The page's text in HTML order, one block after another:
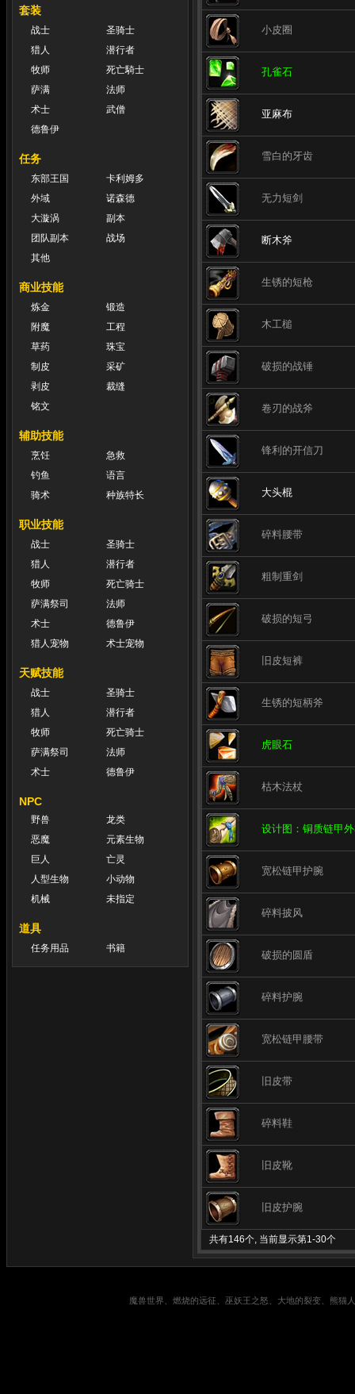
套装
战士
圣骑士
猎人
潜行者
牧师
死亡騎士
萨满
法师
术士
武僧
德鲁伊
任务
东部王国
卡利姆多
外域
诺森德
大漩涡
副本
团队副本
战场
其他
商业技能
炼金
锻造
附魔
工程
草药
珠宝
制皮
采矿
剥皮
裁缝
铭文
辅助技能
烹饪
急救
钓鱼
语言
骑术
种族特长
职业技能
战士
圣骑士
猎人
潜行者
牧师
死亡骑士
萨满祭司
法师
术士
德鲁伊
猎人宠物
术士宠物
天赋技能
战士
圣骑士
猎人
潜行者
牧师
死亡骑士
萨满祭司
法师
术士
德鲁伊
NPC
野兽
龙类
恶魔
元素生物
巨人
亡灵
人型生物
小动物
机械
未指定
道具
任务用品 书籍
小皮圈
孔雀石
亚麻布
雪白的牙齿
无力短剑
断木斧
生锈的短枪
木工槌
破损的战锤
卷刃的战斧
锋利的开信刀
大头棍
碎料腰带
粗制重剑
破损的短弓
旧皮短裤
生锈的短柄斧
虎眼石
枯木法杖
设计图：铜质链甲
宽松链甲护腕
碎料披风
破损的圆盾
碎料护腕
宽松链甲腰带
旧皮带
碎料鞋
旧皮靴
旧皮护腕
共有146个, 当前显示第1-30个
魔兽世界、燃烧的远征、巫妖王之怒、大地的裂变、熊猫